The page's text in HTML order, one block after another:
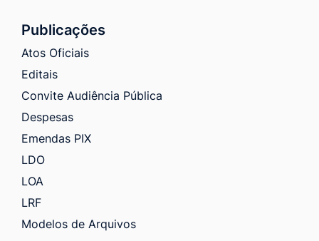
Publicações
Atos Oficiais
Editais
Convite Audiência Pública
Despesas
Emendas PIX
LDO
LOA
LRF
Modelos de Arquivos